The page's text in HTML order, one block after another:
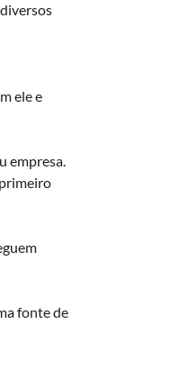
ele e
empresa.
fonte de